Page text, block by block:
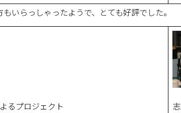
いらっしゃったようで、とても好評でした。
るプロジェクト